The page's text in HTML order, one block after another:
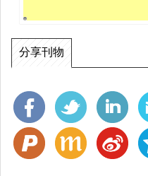
分享刊物